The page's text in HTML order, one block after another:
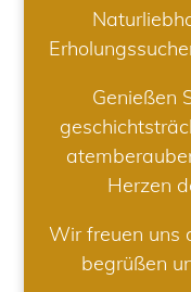
Genießen
Herzen
Wir freuen uns
begrüßen